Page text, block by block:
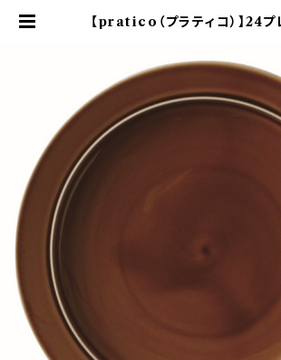
【pratico（プラティコ）】24プ
式オンラインショップ